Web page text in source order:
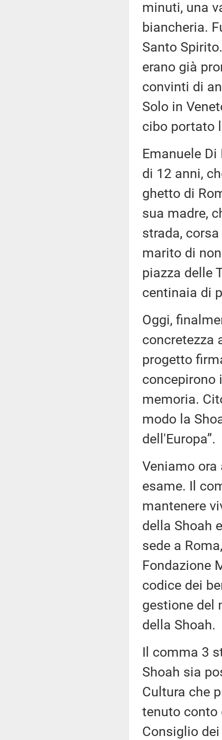
minuti, una
biancheria.
Santo
erano già
convinti di
Solo in
cibo portato
Emanuele
di 12 anni,
ghetto di
sua madre,
strada,
marito di
piazza delle
centinaia di
Oggi,
concretezza
progetto
concepirono
memoria.
modo la
dell'Europa”.
Veniamo
esame. Il
mantenere
della Shoah
sede a
Fondazione
codice dei
gestione del
della Shoah.
Il comma 3
Shoah sia
Cultura che
tenuto conto
Consiglio